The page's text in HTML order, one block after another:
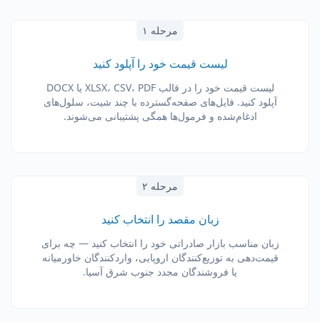
مرحله ۱
لیست قیمت خود را آپلود کنید
لیست قیمت خود را در قالب XLSX، CSV، PDF یا DOCX
آپلود کنید. فایل‌های صفحه‌گسترده با چند شیت، سلول‌های
ادغام‌شده و فرمول‌ها همگی پشتیبانی می‌شوند.
مرحله ۲
زبان مقصد را انتخاب کنید
زبان مناسب بازار صادراتی خود را انتخاب کنید — چه برای
قیمت‌دهی به توزیع‌کنندگان اروپایی، واردکنندگان خاورمیانه
یا فروشندگان مجدد جنوب شرق آسیا.